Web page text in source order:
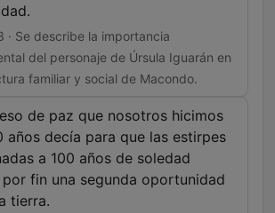
· Se describe la importancia
del personaje de Úrsula Iguarán en
familiar y social de Macondo.
de paz que nosotros hicimos
años decía para que las estirpes
a 100 años de soledad
fin una segunda oportunidad
tierra.